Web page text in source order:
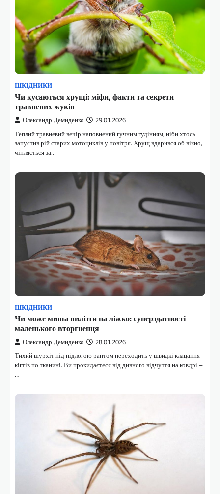
ШКІДНИКИ
Чи кусаються хрущі: міфи, факти та секрети
травневих жуків
Олександр Демиденко 29.01.2026
Теплий травневий вечір наповнений гучним гудінням, ніби хтось
запустив рій старих мотоциклів у повітря. Хрущ вдарився об вікно,
чіпляється за…
ШКІДНИКИ
Чи може миша вилізти на ліжко: суперздатності
маленького вторгненця
Олександр Демиденко 28.01.2026
Тихий шурхіт під підлогою раптом переходить у швидкі клацання
кігтів по тканині. Ви прокидаєтеся від дивного відчуття на ковдрі –
…